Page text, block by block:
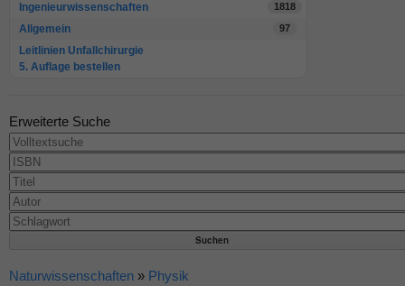
Ingenieurwissenschaften
1818
Allgemein 97
Leitlinien Unfallchirurgie
5. Auflage bestellen
Erweiterte Suche
Naturwissenschaften » Physik